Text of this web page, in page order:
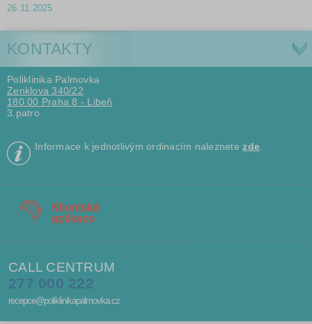
26.11.2025
KONTAKTY
Poliklinika Palmovka
Zenklova 340/22
180 00 Praha 8 - Libeň
3.patro
Informace k jednotlivým ordinacím naleznetezde
CALL CENTRUM
277 000 222
recepce@poliklinikapalmovka.cz